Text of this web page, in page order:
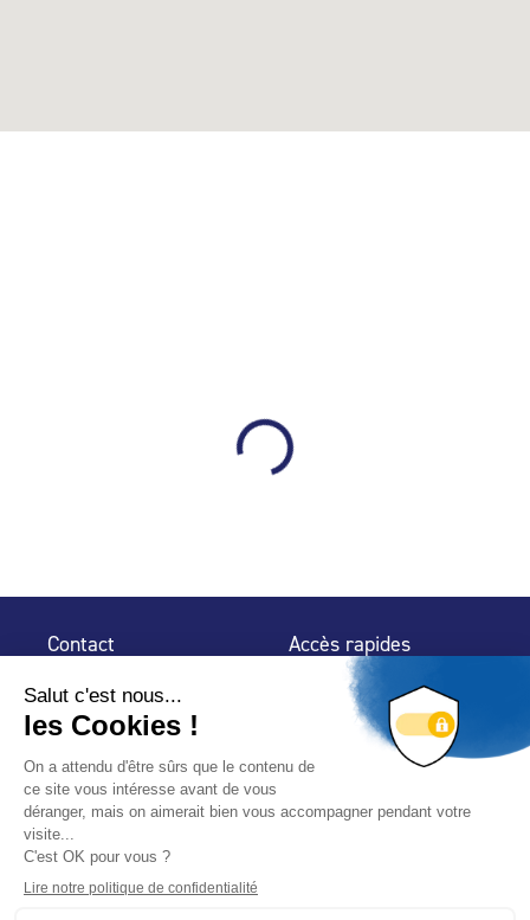
Contact
32 rue de Mogador
75 009 Paris
Accès rapides
Espace Presse
Trouver un
professionnel
Nous suivre